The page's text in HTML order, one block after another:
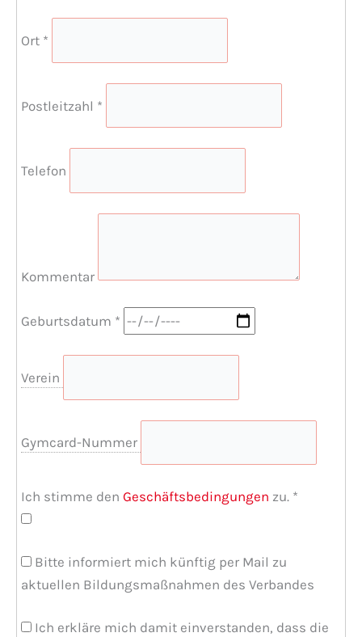
Ort *
Postleitzahl *
Telefon
Kommentar
Geburtsdatum *
Verein
Gymcard-Nummer
Ich stimme den Geschäftsbedingungen zu. *
Bitte informiert mich künftig per Mail zu
aktuellen Bildungsmaßnahmen des Verbandes
Ich erkläre mich damit einverstanden, dass die